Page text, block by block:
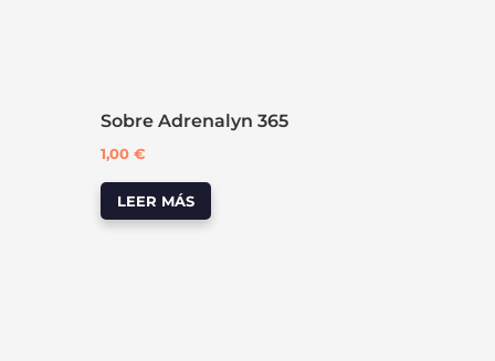
Sobre Adrenalyn 365
1,00€
LEER MÁS